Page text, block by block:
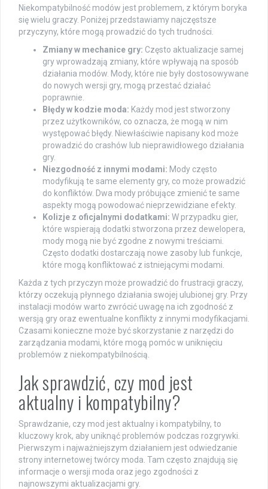
Niekompatybilność modów jest problemem, z którym boryka
się wielu graczy. Poniżej przedstawiamy najczęstsze
przyczyny, które mogą prowadzić do tych trudności.
Zmiany w mechanice gry: Często aktualizacje samej
gry wprowadzają zmiany, które wpływają na sposób
działania modów. Mody, które nie były dostosowywane
do nowych wersji gry, mogą przestać działać
poprawnie.
Błędy w kodzie moda: Każdy mod jest stworzony
przez użytkowników, co oznacza, że mogą w nim
występować błędy. Niewłaściwie napisany kod może
prowadzić do crashów lub nieprawidłowego działania
gry.
Niezgodność z innymi modami: Mody często
modyfikują te same elementy gry, co może prowadzić
do konfliktów. Dwa mody próbujące zmienić te same
aspekty mogą powodować nieprzewidziane efekty.
Kolizje z oficjalnymi dodatkami: W przypadku gier,
które wspierają dodatki stworzona przez dewelopera,
mody mogą nie być zgodne z nowymi treściami.
Często dodatki dostarczają nowe zasoby lub funkcje,
które mogą konfliktować z istniejącymi modami.
Każda z tych przyczyn może prowadzić do frustracji graczy,
którzy oczekują płynnego działania swojej ulubionej gry. Przy
instalacji modów warto zwrócić uwagę na ich zgodność z
wersją gry oraz ewentualne konflikty z innymi modyfikacjami.
Czasami konieczne może być skorzystanie z narzędzi do
zarządzania modami, które mogą pomóc w uniknięciu
problemów z niekompatybilnością.
Jak sprawdzić, czy mod jest
aktualny i kompatybilny?
Sprawdzanie, czy mod jest aktualny i kompatybilny, to
kluczowy krok, aby uniknąć problemów podczas rozgrywki.
Pierwszym i najważniejszym działaniem jest odwiedzanie
strony internetowej twórcy moda. Tam często znajdują się
informacje o wersji moda oraz jego zgodności z
najnowszymi aktualizacjami gry.